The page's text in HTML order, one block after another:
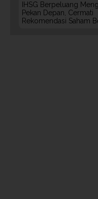
IHSG Berpeluang
Pekan Depan, Cermati
Rekomendasi Saham